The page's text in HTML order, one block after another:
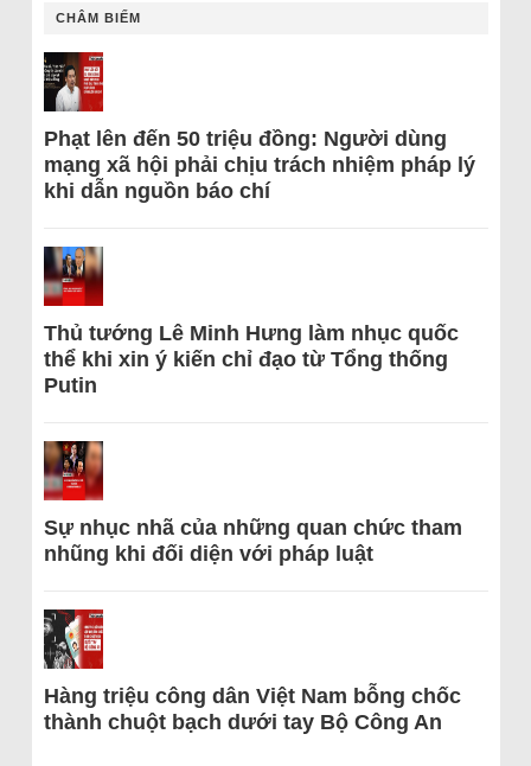
CHÂM BIẾM
Phạt lên đến 50 triệu đồng: Người dùng
mạng xã hội phải chịu trách nhiệm pháp lý
khi dẫn nguồn báo chí
Thủ tướng Lê Minh Hưng làm nhục quốc
thể khi xin ý kiến chỉ đạo từ Tổng thống
Putin
Sự nhục nhã của những quan chức tham
nhũng khi đối diện với pháp luật
Hàng triệu công dân Việt Nam bỗng chốc
thành chuột bạch dưới tay Bộ Công An